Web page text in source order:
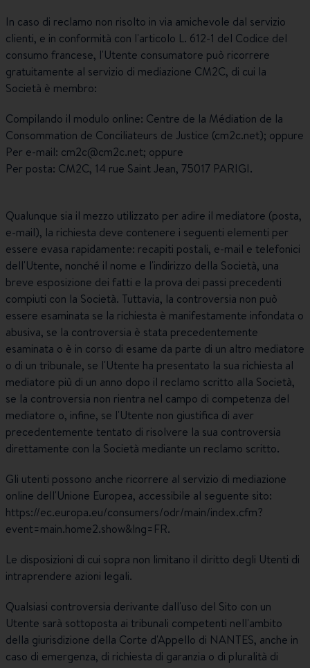
In caso di reclamo non risolto in via amichevole dal servizio
clienti, e in conformità con l'articolo L. 612-1 del Codice del
consumo francese, l'Utente consumatore può ricorrere
gratuitamente al servizio di mediazione CM2C, di cui la
Società è membro:
Compilando il modulo online: Centre de la Médiation de la
Consommation de Conciliateurs de Justice (cm2c.net); oppure
Per e-mail: cm2c@cm2c.net; oppure
Per posta: CM2C, 14 rue Saint Jean, 75017 PARIGI.
Qualunque sia il mezzo utilizzato per adire il mediatore (posta,
e-mail), la richiesta deve contenere i seguenti elementi per
essere evasa rapidamente: recapiti postali, e-mail e telefonici
dell'Utente, nonché il nome e l'indirizzo della Società, una
breve esposizione dei fatti e la prova dei passi precedenti
compiuti con la Società. Tuttavia, la controversia non può
essere esaminata se la richiesta è manifestamente infondata o
abusiva, se la controversia è stata precedentemente
esaminata o è in corso di esame da parte di un altro mediatore
o di un tribunale, se l'Utente ha presentato la sua richiesta al
mediatore più di un anno dopo il reclamo scritto alla Società,
se la controversia non rientra nel campo di competenza del
mediatore o, infine, se l'Utente non giustifica di aver
precedentemente tentato di risolvere la sua controversia
direttamente con la Società mediante un reclamo scritto.
Gli utenti possono anche ricorrere al servizio di mediazione
online dell'Unione Europea, accessibile al seguente sito:
https://ec.europa.eu/consumers/odr/main/index.cfm?
event=main.home2.show&lng=FR.
Le disposizioni di cui sopra non limitano il diritto degli Utenti di
intraprendere azioni legali.
Qualsiasi controversia derivante dall'uso del Sito con un
Utente sarà sottoposta ai tribunali competenti nell'ambito
della giurisdizione della Corte d'Appello di NANTES, anche in
caso di emergenza, di richiesta di garanzia o di pluralità di